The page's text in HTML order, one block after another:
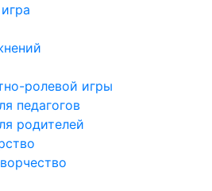
ролевой игры
педагогов
родителей